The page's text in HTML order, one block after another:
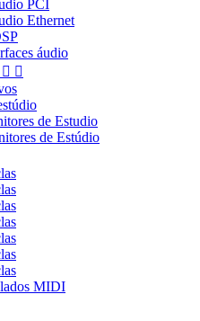
PCI
Ethernet
áudio
 
de Estudio
de Estúdio
MIDI